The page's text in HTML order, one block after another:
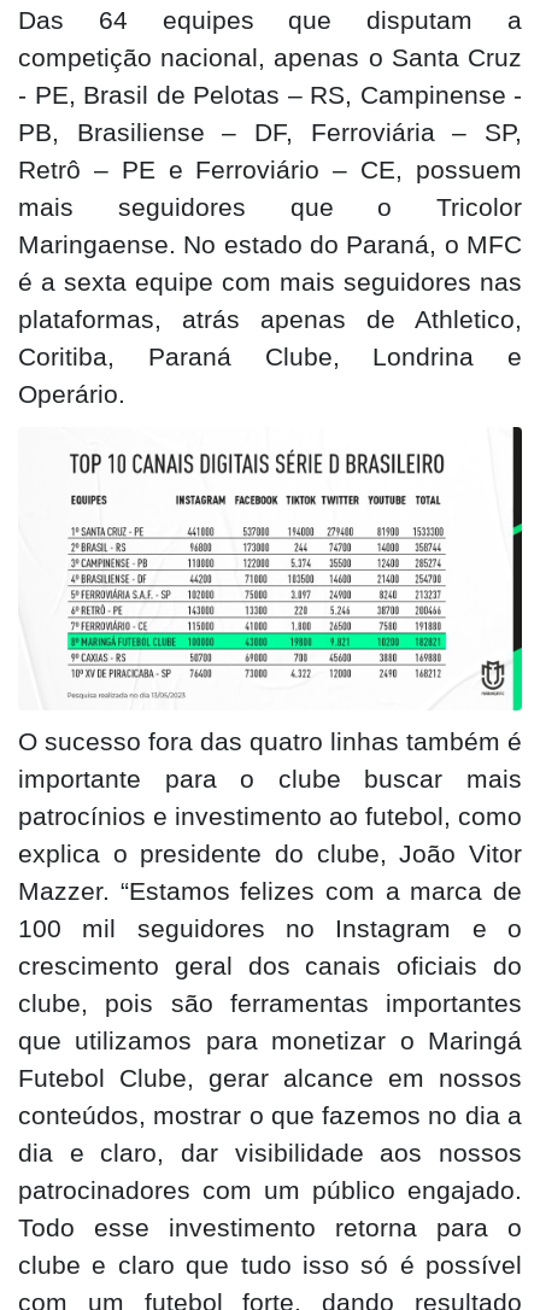
Das 64 equipes que disputam a
competição nacional, apenas o Santa Cruz
- PE, Brasil de Pelotas – RS, Campinense -
PB, Brasiliense – DF, Ferroviária – SP,
Retrô – PE e Ferroviário – CE, possuem
mais seguidores que o Tricolor
Maringaense. No estado do Paraná, o MFC
é a sexta equipe com mais seguidores nas
plataformas, atrás apenas de Athletico,
Coritiba, Paraná Clube, Londrina e
Operário.
O sucesso fora das quatro linhas também é
importante para o clube buscar mais
patrocínios e investimento ao futebol, como
explica o presidente do clube, João Vitor
Mazzer. “Estamos felizes com a marca de
100 mil seguidores no Instagram e o
crescimento geral dos canais oficiais do
clube, pois são ferramentas importantes
que utilizamos para monetizar o Maringá
Futebol Clube, gerar alcance em nossos
conteúdos, mostrar o que fazemos no dia a
dia e claro, dar visibilidade aos nossos
patrocinadores com um público engajado.
Todo esse investimento retorna para o
clube e claro que tudo isso só é possível
com um futebol forte, dando resultado